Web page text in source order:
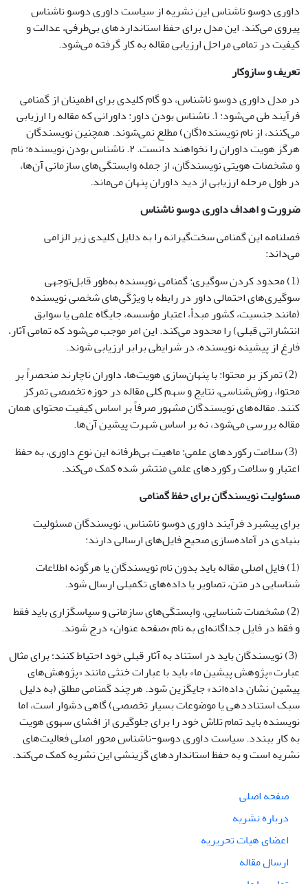
داوری دوسو ناشناس این نشریه از سیاست داوری دوسو ناشناس
پیروی می‌کند. این مدل برای حفظ استانداردهای بی‌طرفی، عدالت و
کیفیت در تمامی مراحل ارزیابی مقاله به کار گرفته می‌شود.
تعریف و سازوکار
در مدل داوری دوسو ناشناس، دو گام کلیدی برای اطمینان از گمنامی
فرآیند طی می‌شود: ۱. ناشناس بودن داور: داورانی که مقاله را ارزیابی
می‌کنند، از نام نویسنده(گان) مطلع نمی‌شوند. همچنین نویسندگان
هرگز هویت داوران را نخواهند دانست. ۲. ناشناس بودن نویسنده: نام
و مشخصات هویتی نویسندگان، از جمله وابستگی‌های سازمانی آن‌ها،
در طول مرحله ارزیابی از دید داوران پنهان می‌ماند.
ضرورت و اهداف داوری دوسو ناشناس
فصلنامه این گمنامی سخت‌گیرانه را به دلایل کلیدی زیر الزامی
می‌داند:
(1) محدود کردن سوگیری: گمنامی نویسنده به‌طور قابل‌توجهی
سوگیری‌های احتمالی داور در رابطه با ویژگی‌های شخصی نویسنده
(مانند جنسیت، کشور مبدأ، اعتبار مؤسسه، جایگاه علمی یا سوابق
انتشاراتی قبلی) را محدود می‌کند. این امر موجب می‌شود که تمامی آثار،
فارغ از پیشینه نویسنده، در شرایطی برابر ارزیابی شوند.
(2) تمرکز بر محتوا: با پنهان‌سازی هویت‌ها، داوران ناچارند منحصراً بر
محتوا، روش‌شناسی، نتایج و سهم کلی مقاله در حوزه تخصصی تمرکز
کنند. مقاله‌های نویسندگان مشهور صرفاً بر اساس کیفیت محتوای همان
مقاله بررسی می‌شود، نه بر اساس شهرت پیشین آن‌ها.
(3) سلامت رکوردهای علمی: ماهیت بی‌طرفانه این نوع داوری، به حفظ
اعتبار و سلامت رکوردهای علمی منتشر شده کمک می‌کند.
مسئولیت نویسندگان برای حفظ گمنامی
برای پیشبرد فرآیند داوری دوسو ناشناس، نویسندگان مسئولیت
بنیادی در آماده‌سازی صحیح فایل‌های ارسالی دارند:
(1) فایل اصلی مقاله باید بدون نام نویسندگان یا هرگونه اطلاعات
شناسایی در متن، تصاویر یا داده‌های تکمیلی ارسال شود.
(2) مشخصات شناسایی، وابستگی‌های سازمانی و سپاسگزاری باید فقط
و فقط در فایل جداگانه‌ای به نام «صفحه عنوان» درج شوند.
(3) نویسندگان باید در استناد به آثار قبلی خود احتیاط کنند؛ برای مثال
عبارت «پژوهش پیشین ما» باید با عبارات خنثی مانند «پژوهش‌های
پیشین نشان داده‌اند» جایگزین شود. هرچند گمنامی مطلق (به دلیل
سبک استناددهی یا موضوعات بسیار تخصصی) گاهی دشوار است، اما
نویسنده باید تمام تلاش خود را برای جلوگیری از افشای سهوی هویت
به کار ببندد. سیاست داوری دوسو-ناشناس محور اصلی فعالیت‌های
نشریه است و به حفظ استانداردهای گزینشی این نشریه کمک می‌کند.
صفحه اصلی
درباره نشریه
اعضای هیات تحریریه
ارسال مقاله